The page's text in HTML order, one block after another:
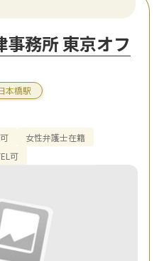
務所 東京オフ
本橋駅
女性弁護士在籍
可